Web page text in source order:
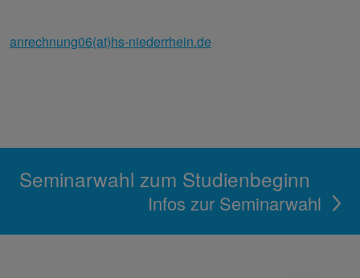
anrechnung06(at)hs-niederrhein.de
Seminarwahl zum Studienbeginn
Infos zur Seminarwahl